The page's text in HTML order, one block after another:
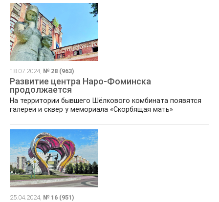
18.07.2024, № 28 (963)
Развитие центра Наро-Фоминска
продолжается
На территории бывшего Шёлкового комбината появятся
галереи и сквер у мемориала «Скорбящая мать»
25.04.2024, № 16 (951)